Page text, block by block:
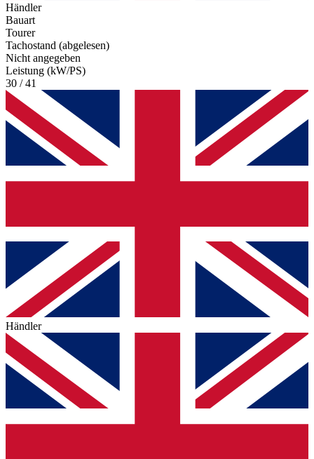
Händler
Bauart
Tourer
Tachostand (abgelesen)
Nicht angegeben
Leistung (kW/PS)
30 / 41
Händler